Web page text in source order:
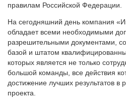
правилам Российской Федерации.
На сегодняшний день компания
обладает всеми необходимыми
разрешительными документами,
базой и штатом
которых является не только
большой команды, все действия
достижение лучших результатов в
проекта.